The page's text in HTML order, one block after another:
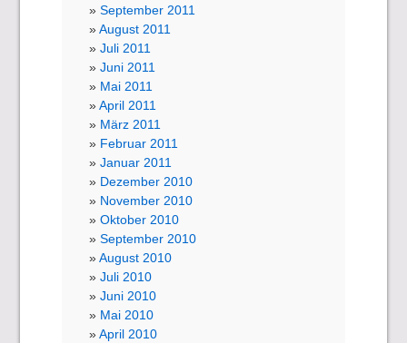
September 2011
August 2011
Juli 2011
Juni 2011
Mai 2011
April 2011
März 2011
Februar 2011
Januar 2011
Dezember 2010
November 2010
Oktober 2010
September 2010
August 2010
Juli 2010
Juni 2010
Mai 2010
April 2010